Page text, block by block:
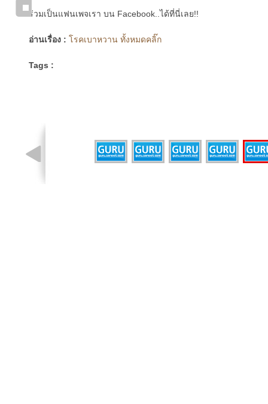
ร่วมเป็นแฟนเพจเรา บน Facebook..ได้ที่นี่เลย!!
อ่านเรื่อง : โรคเบาหวาน ทั้งหมดคลิ๊ก
Tags :